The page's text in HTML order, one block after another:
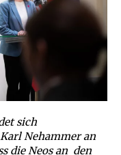
sich
Nehammer an
die Neos an den